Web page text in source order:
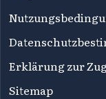
Erklärung zur
Sitemap